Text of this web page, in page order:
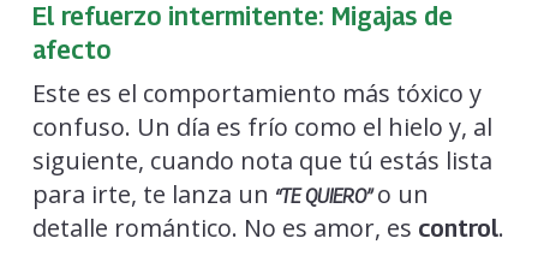
El refuerzo intermitente: Migajas de
afecto
Este es el comportamiento más tóxico y
confuso. Un día es frío como el hielo y, al
siguiente, cuando nota que tú estás lista
para irte, te lanza un “TE QUIERO”o un
detalle romántico. No es amor, es control.